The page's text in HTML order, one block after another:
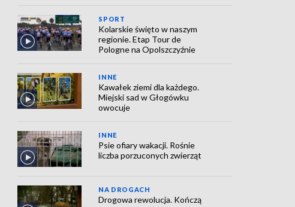
SPORT
Kolarskie święto w naszym
regionie. Etap Tour de
Pologne na Opolszczyźnie
INNE
Kawałek ziemi dla każdego.
Miejski sad w Głogówku
owocuje
INNE
Psie ofiary wakacji. Rośnie
liczba porzuconych zwierząt
NA DROGACH
Drogowa rewolucja. Kończą